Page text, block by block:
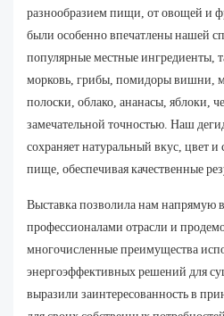
разнообразием пищи, от овощей и
были особенно впечатлены нашей
популярные местные ингредиенты,
морковь, грибы, помидоры вишни,
полоски, облако, ананасы, яблоки,
замечательной точностью. Наш
сохраняет натуральный вкус, цвет
пище, обеспечивая качественные
Выставка позволила нам напрямую
профессионалами отрасли и
многочисленные преимущества
энергоэффективных решений для
выразили заинтересованность в